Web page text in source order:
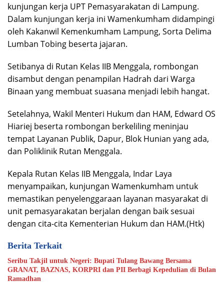
kunjungan kerja UPT Pemasyarakatan di Lampung.
Dalam kunjungan kerja ini Wamenkumham didampingi
oleh Kakanwil Kemenkumham Lampung, Sorta Delima
Lumban Tobing beserta jajaran.
Setibanya di Rutan Kelas IIB Menggala, rombongan
disambut dengan penampilan Hadrah dari Warga
Binaan yang membuat suasana menjadi lebih hangat.
Setelahnya, Wakil Menteri Hukum dan HAM, Edward OS
Hiariej beserta rombongan berkeliling meninjau
tempat Layanan Publik, Dapur, Blok Hunian yang ada,
dan Poliklinik Rutan Menggala.
Kepala Rutan Kelas IIB Menggala, Indar Laya
menyampaikan, kunjungan Wamenkumham untuk
memastikan penyelenggaraan layanan masyarakat di
unit pemasyarakatan berjalan dengan baik sesuai
dengan cita-cita Kementerian Hukum dan HAM.(Htk)
Berita Terkait
Seribu Takjil untuk Negeri: Bupati Tulang Bawang Bersama
GRANAT, BAZNAS, KORPRI dan PII Berbagi Kepedulian di Bulan
Ramadhan